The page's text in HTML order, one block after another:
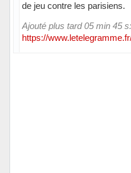
de jeu contre les parisiens.
Ajouté plus tard 05 min 45 s:
https://